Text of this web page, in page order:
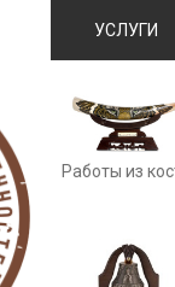
УСЛУГИ
Работы из